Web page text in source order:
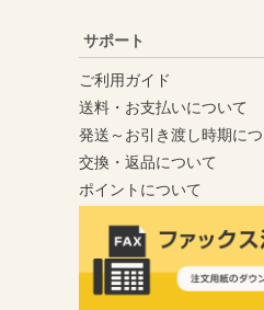
サポート
ご利用ガイド
送料・お支払いについて
発送～お引き渡し時期に
交換・返品について
ポイントについて